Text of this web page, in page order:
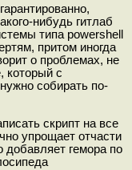
нибудь гитлаб
типа powershell
притом иногда
о проблемах, не
который с
собирать по-
скрипт на все
упрощает отчасти
добавляет гемора по